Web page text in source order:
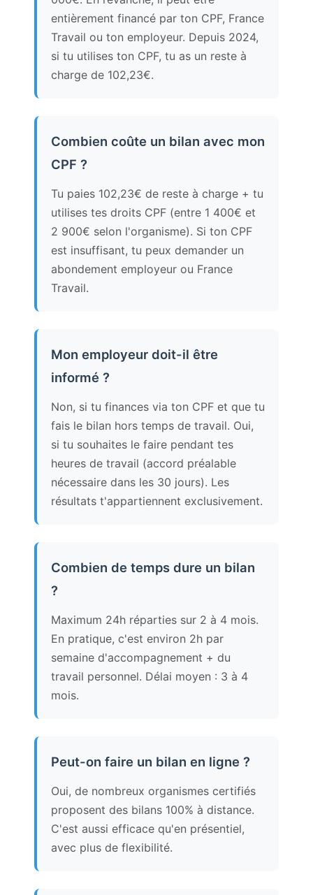
entièrement financé par ton CPF, France
Travail ou ton employeur. Depuis 2024,
si tu utilises ton CPF, tu as un reste à
charge de 102,23€.
Combien coûte un bilan avec mon
CPF ?
Tu paies 102,23€ de reste à charge + tu
utilises tes droits CPF (entre 1 400€ et
2 900€ selon l'organisme). Si ton CPF
est insuffisant, tu peux demander un
abondement employeur ou France
Travail.
Mon employeur doit-il être
informé ?
Non, si tu finances via ton CPF et que tu
fais le bilan hors temps de travail. Oui,
si tu souhaites le faire pendant tes
heures de travail (accord préalable
nécessaire dans les 30 jours). Les
résultats t'appartiennent exclusivement.
Combien de temps dure un bilan
?
Maximum 24h réparties sur 2 à 4 mois.
En pratique, c'est environ 2h par
semaine d'accompagnement + du
travail personnel. Délai moyen : 3 à 4
mois.
Peut-on faire un bilan en ligne ?
Oui, de nombreux organismes certifiés
proposent des bilans 100% à distance.
C'est aussi efficace qu'en présentiel,
avec plus de flexibilité.